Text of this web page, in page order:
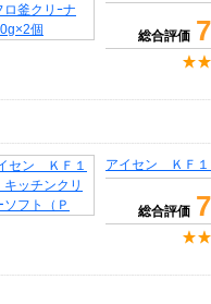
総合評価
アイセン ＫＦ
総合評価